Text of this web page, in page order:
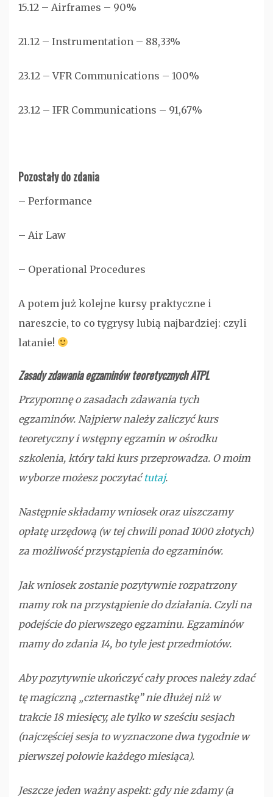
15.12 – Airframes – 90%
21.12 – Instrumentation – 88,33%
23.12 – VFR Communications – 100%
23.12 – IFR Communications – 91,67%
Pozostały do zdania
– Performance
– Air Law
– Operational Procedures
A potem już kolejne kursy praktyczne i
nareszcie, to co tygrysy lubią najbardziej: czyli
latanie!
Zasady zdawania egzaminów teoretycznych ATPL
Przypomnę o zasadach zdawania tych
egzaminów. Najpierw należy zaliczyć kurs
teoretyczny i wstępny egzamin w ośrodku
szkolenia, który taki kurs przeprowadza. O moim
wyborze możesz poczytaćtutaj.
Następnie składamy wniosek oraz uiszczamy
opłatę urzędową (w tej chwili ponad 1000 złotych)
za możliwość przystąpienia do egzaminów.
Jak wniosek zostanie pozytywnie rozpatrzony
mamy rok na przystąpienie do działania. Czyli na
podejście do pierwszego egzaminu. Egzaminów
mamy do zdania 14, bo tyle jest przedmiotów.
Aby pozytywnie ukończyć cały proces należy zdać
tę magiczną „czternastkę” nie dłużej niż w
trakcie 18 miesięcy, ale tylko w sześciu sesjach
(najczęściej sesja to wyznaczone dwa tygodnie w
pierwszej połowie każdego miesiąca).
Jeszcze jeden ważny aspekt: gdy nie zdamy (a